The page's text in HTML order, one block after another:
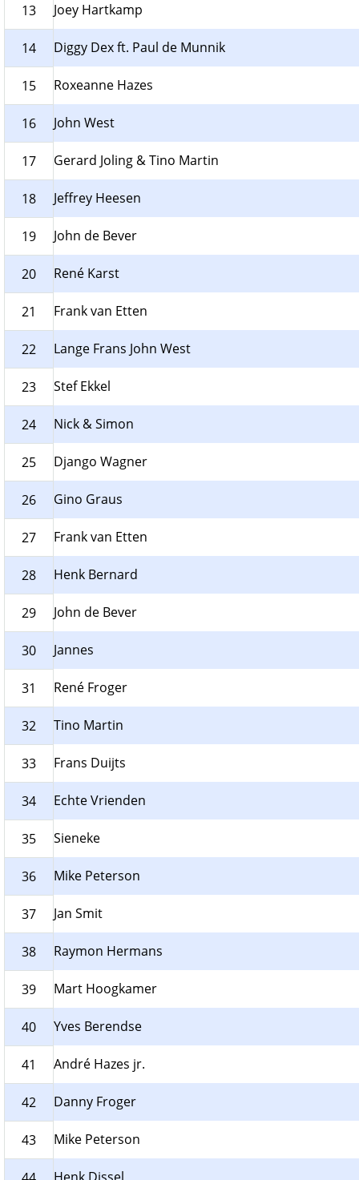
13 Joey Hartkamp
14 Diggy Dex ft. Paul de Munnik
15 Roxeanne Hazes
16 John West
17 Gerard Joling & Tino Martin
18 Jeffrey Heesen
19 John de Bever
20 René Karst
21 Frank van Etten
22 Lange Frans John West
23 Stef Ekkel
24 Nick & Simon
25 Django Wagner
26 Gino Graus
27 Frank van Etten
28 Henk Bernard
29 John de Bever
30 Jannes
31 René Froger
32 Tino Martin
33 Frans Duijts
34 Echte Vrienden
35 Sieneke
36 Mike Peterson
37 Jan Smit
38 Raymon Hermans
39 Mart Hoogkamer
40 Yves Berendse
41 André Hazes jr.
42 Danny Froger
43 Mike Peterson